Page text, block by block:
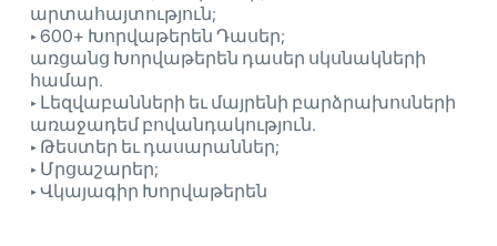
արտահայտություն;
‣ 600+ Խորվաթերեն Դասեր;
առցանց Խորվաթերեն դասեր սկսնակների
համար.
‣ Լեզվաբանների եւ մայրենի բարձրախոսների
առաջադեմ բովանդակություն.
‣ Թեստեր եւ դասարաններ;
‣ Մրցաշարեր;
‣ Վկայագիր Խորվաթերեն